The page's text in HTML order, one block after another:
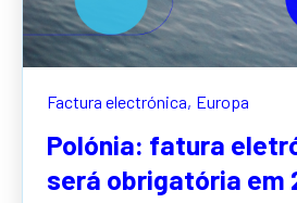
Factura electrónica, Europa
Polónia: fatura
será obrigatória em